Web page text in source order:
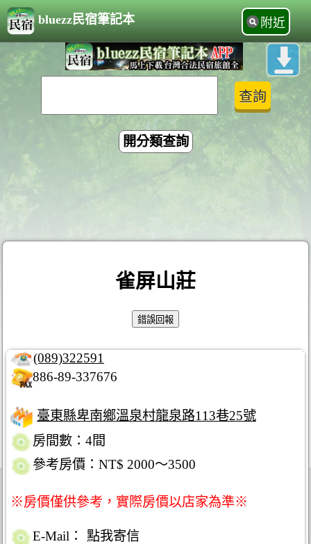
bluezz民宿筆記本 附近
開分類查詢
雀屏山莊
(089)322591
886-89-337676
臺東縣卑南鄉溫泉村龍泉路113巷25號
房間數：4間
參考房價：NT$ 2000～3500
※房價僅供參考，實際房價以店家為準※
E-Mail： 點我寄信